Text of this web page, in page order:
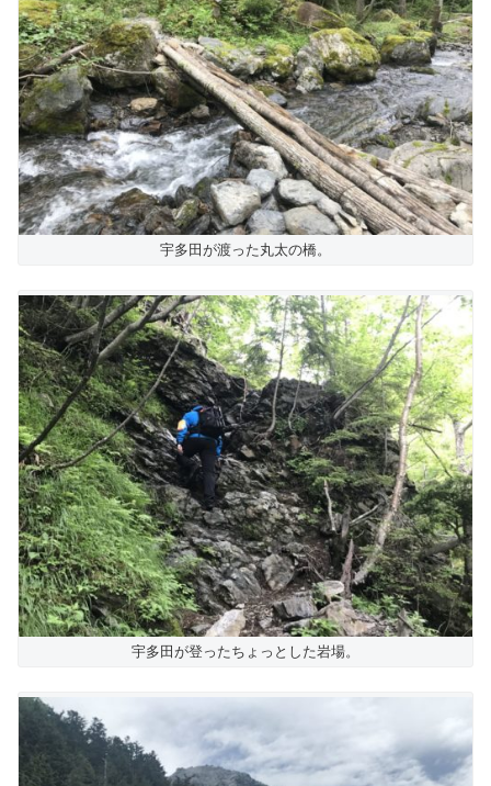
宇多田が渡った丸太の橋。
宇多田が登ったちょっとした岩場。